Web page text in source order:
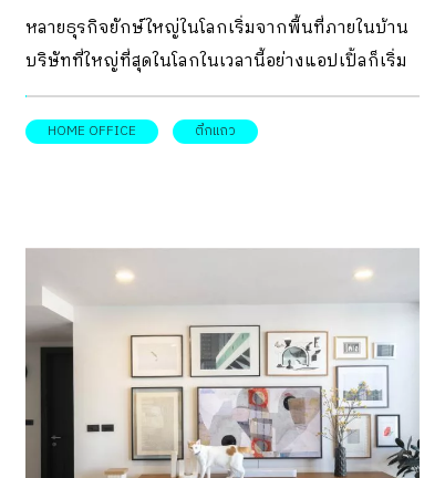
หลายธุรกิจยักษ์ใหญ่ในโลกเริ่มจากพื้นที่ภายในบ้าน
บริษัทที่ใหญ่ที่สุดในโลกในเวลานี้อย่างแอปเปิ้ลก็เริ่ม
จากพื้นที่ภายในบ้านเช่นกัน การเริ่มต้นธุรกิจเป็นสิ่ง
ที่ต้องทำอย่างคล่องตัวที่สุดเพื่อให้ดำเนินกิจการไปได้
ออกแบบพื้นที่ประกอบธุรกิจ ให้ทำงาน และพักผ่อน
ได้ในที่เดียวกัน ไปดูกันว่าพื้นที่ทำงานสามารถเชื่อม
โยงกับการใช้ชีวิตได้อย่างไร และมีไอเดียดีอะไรซ่อน
อยู่ในตัวอย่างเหล่านี้บ้าง คุณอาจได้แรงบันดาลใจสู่
การเริ่มต้นพื้นที่ธุรกิจของคุณ! เปลี่ยนทาวน์เฮ้าส์
เป็นโฮมออฟฟิศ Least Studio โฮมออฟฟิศ ที่เปลี่ยน
บ้านทาวน์เฮ้าส์หลังเก่าเป็นสำนักงานสถาปนิก ที่
HOME OFFICE ตึกแถว